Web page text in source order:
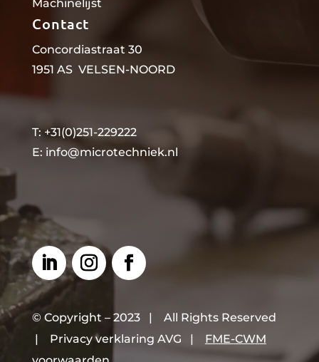
Machinelijst
Contact
Concordiastraat 30
1951 AS VELSEN-NOORD
T: +31(0)251-229222
E: info@microtechniek.nl
© Copyright – 2023 | All Rights Reserved
| Privacy verklaring AVG | FME-CWM